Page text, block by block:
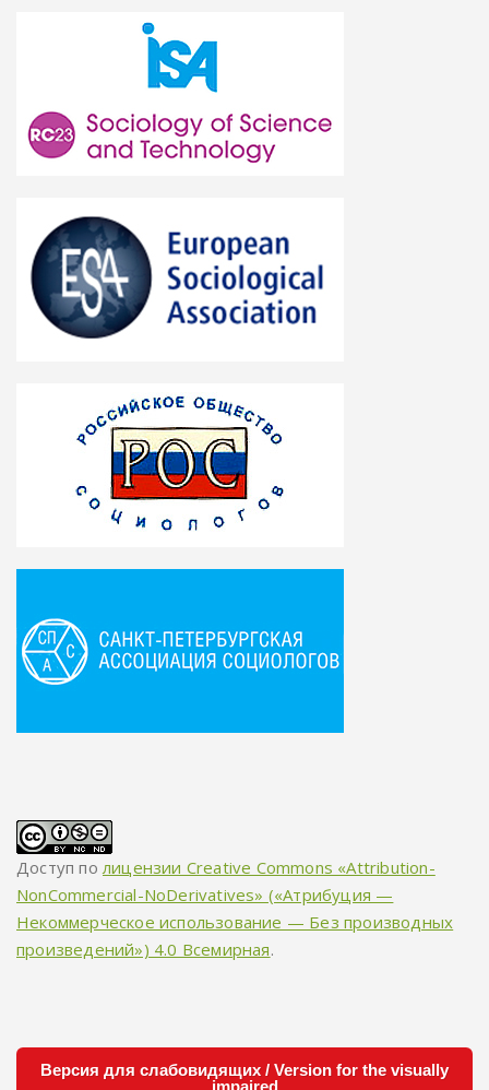
Доступ полицензии Creative Commons «Attribution-
NonCommercial-NoDerivatives» («Атрибуция —
Некоммерческое использование — Без производных
произведений») 4.0 Всемирная.
Версия для слабовидящих / Version for the visually